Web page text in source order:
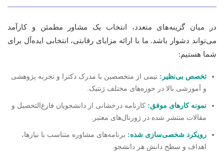
در میان گزینه‌های متعدد، انتخاب یک مشاور مطمئن و کارآمد
می‌تواند دشوار باشد. ما با ارائه مزایای رقابتی، انتخابی ایده‌آل برای
شما هستیم:
تخصص بی‌نظیر: تیمی از متخصصین با مدرک دکترا و تجربه پژوهشی
و آموزشی بالا در حوزه‌های مختلف ژنتیک.
نمونه کارهای موفق: کارنامه درخشانی از دانشجویان فارغ‌التحصیل و
مقالات منتشر شده در ژورنال‌های معتبر.
رویکرد شخصی‌سازی شده: برنامه‌های مشاوره متناسب با نیازها،
اهداف و سطح دانش هر دانشجو.